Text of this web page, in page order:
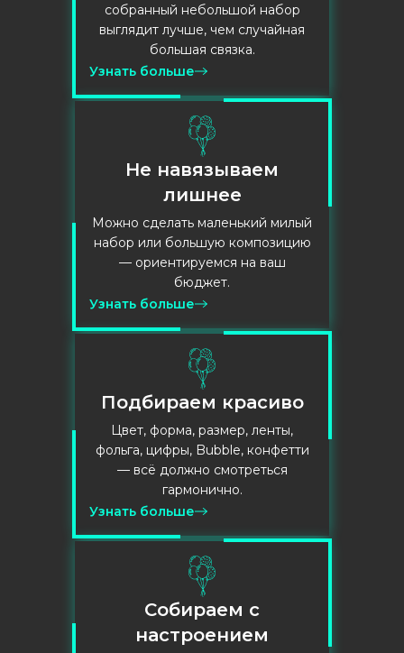
собранный небольшой набор
выглядит лучше, чем случайная
большая связка.
Узнать больше
Не навязываем
лишнее
Можно сделать маленький милый
набор или большую композицию
— ориентируемся на ваш
бюджет.
Узнать больше
Подбираем красиво
Цвет, форма, размер, ленты,
фольга, цифры, Bubble, конфетти
— всё должно смотреться
гармонично.
Узнать больше
Собираем с
настроением